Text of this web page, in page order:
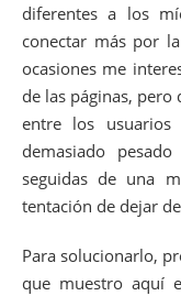
diferentes a los
conectar más por
ocasiones me
de las páginas,
entre los usuarios
demasiado
seguidas de una
tentación de dejar
Para solucionarlo,
que muestro aquí